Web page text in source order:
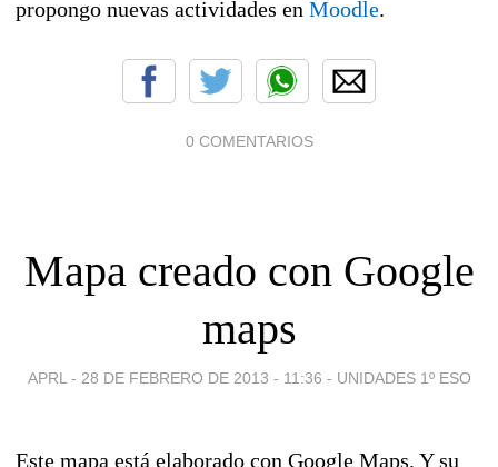
propongo nuevas actividades en Moodle.
0 COMENTARIOS
Mapa creado con Google
maps
APRL - 28 DE FEBRERO DE 2013 - 11:36 - UNIDADES 1º ESO
Este mapa está elaborado con Google Maps. Y su